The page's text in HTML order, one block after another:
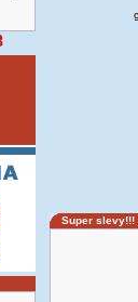
Super slevy!!!